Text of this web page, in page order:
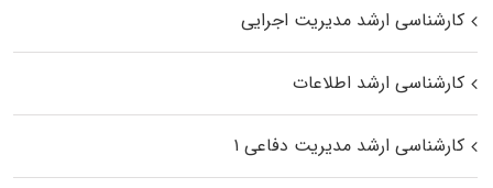
کارشناسی ارشد مدیریت اجرایی
کارشناسی ارشد اطلاعات
کارشناسی ارشد مدیریت دفاعی ۱